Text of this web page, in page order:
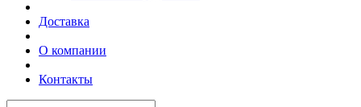
Доставка
О компании
Контакты